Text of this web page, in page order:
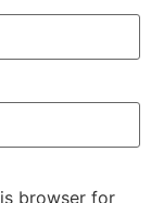
browser for